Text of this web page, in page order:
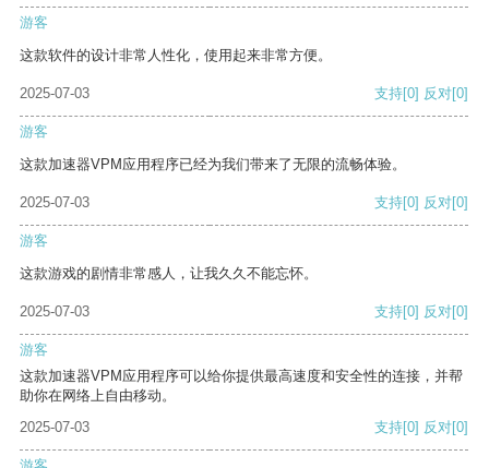
游客
这款软件的设计非常人性化，使用起来非常方便。
2025-07-03 支持[0] 反对[0]
游客
这款加速器VPM应用程序已经为我们带来了无限的流畅体验。
2025-07-03 支持[0] 反对[0]
游客
这款游戏的剧情非常感人，让我久久不能忘怀。
2025-07-03 支持[0] 反对[0]
游客
这款加速器VPM应用程序可以给你提供最高速度和安全性的连接，并帮
助你在网络上自由移动。
2025-07-03
支持[0] 反对[0]